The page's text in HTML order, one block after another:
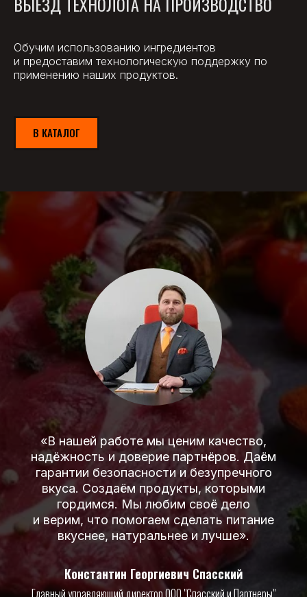
Обучим использованию ингредиентов
и предоставим технологическую поддержку по
применению наших продуктов.
В КАТАЛОГ
«В нашей работе мы ценим качество,
надёжность и доверие партнёров. Даём
гарантии безопасности и безупречного
вкуса. Создаём продукты, которыми
гордимся. Мы любим своё дело
и верим, что помогаем сделать питание
вкуснее, натуральнее и лучше».
Константин Георгиевич Спасский
Главный управляющий директор ООО "Спасский и Партнеры"